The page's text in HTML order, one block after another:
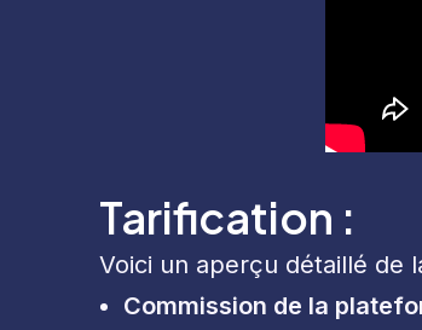
Tarification :
Voici un aperçu détaillé de
Commission de la